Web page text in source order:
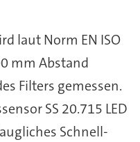
laut Norm EN ISO
mm Abstand
Filters gemessen.
SS 20.715 LED
Schnell-